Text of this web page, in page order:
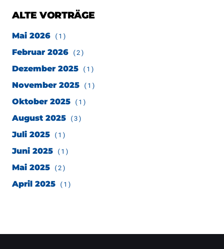
ALTE VORTRÄGE
Mai 2026 (1)
Februar 2026 (2)
Dezember 2025 (1)
November 2025 (1)
Oktober 2025 (1)
August 2025 (3)
Juli 2025 (1)
Juni 2025 (1)
Mai 2025 (2)
April 2025 (1)